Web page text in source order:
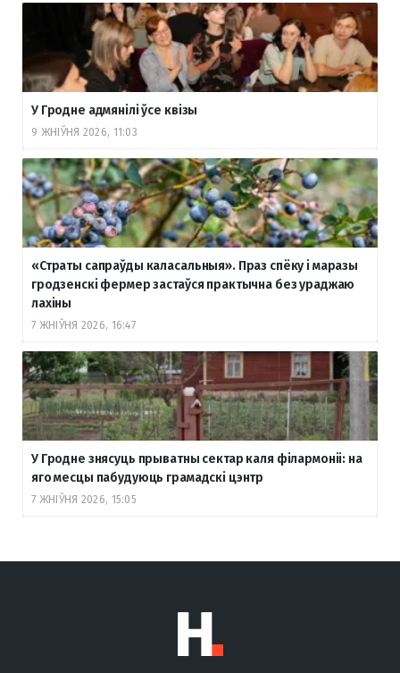
У Гродне адмянілі ўсе квізы
9 ЖНІЎНЯ 2026, 11:03
«Страты сапраўды каласальныя». Праз спёку і маразы
гродзенскі фермер застаўся практычна без ураджаю
лахіны
7 ЖНІЎНЯ 2026, 16:47
У Гродне знясуць прыватны сектар каля філармоніі: на
яго месцы пабудуюць грамадскі цэнтр
7 ЖНІЎНЯ 2026, 15:05